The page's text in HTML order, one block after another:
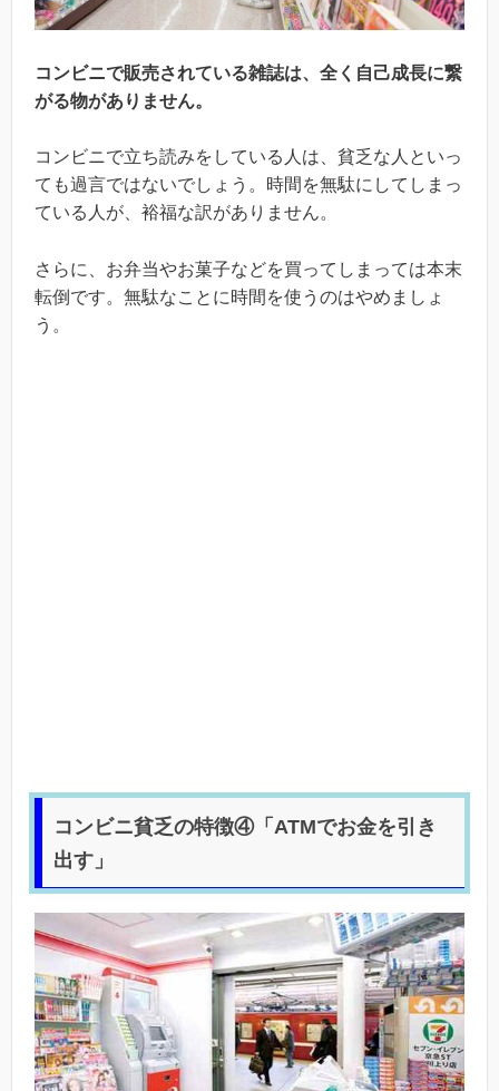
コンビニで販売されている雑誌は、全く自己成長に繋
がる物がありません。
コンビニで立ち読みをしている人は、貧乏な人といっ
ても過言ではないでしょう。時間を無駄にしてしまっ
ている人が、裕福な訳がありません。
さらに、お弁当やお菓子などを買ってしまっては本末
転倒です。無駄なことに時間を使うのはやめましょ
う。
コンビニ貧乏の特徴④「ATMでお金を引き
出す」